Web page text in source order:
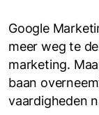
Google
meer weg te
marketing.
baan
vaardigheden